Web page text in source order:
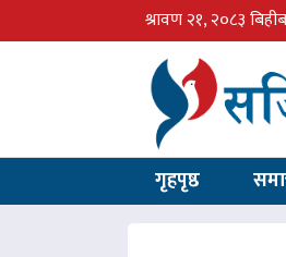
श्रावण २१, २०८३
गृहपृष्ठ